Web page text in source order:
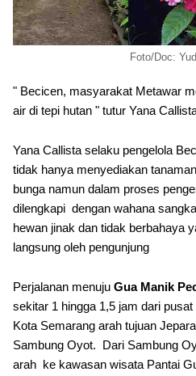
Foto/Doc:
" Becicen, masyarakat Metawar
air di tepi hutan " tutur Yana
Yana Callista selaku pengelola
tidak hanya menyediakan
bunga namun dalam proses
dilengkapi dengan wahana
hewan jinak dan tidak berbahaya
langsung oleh pengunjung
Perjalanan menuju Gua Manik
sekitar 1 hingga 1,5 jam dari
Kota Semarang arah tujuan
Sambung Oyot. Dari Sambung
arah ke kawasan wisata Pantai